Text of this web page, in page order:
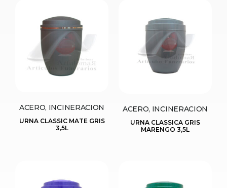
ACERO, INCINERACION
URNA CLASSIC MATE GRIS
3,5L
ACERO, INCINERACION
URNA CLASSICA GRIS
MARENGO 3,5L